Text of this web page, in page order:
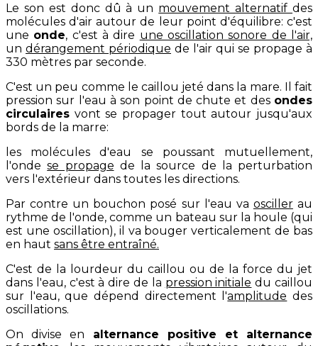
Le son est donc dû à un mouvement alternatifdes
molécules d'air autour de leur point d'équilibre: c'est
une onde, c'est à dire une oscillation sonore de l'air,
un dérangement périodique de l'air qui se propage à
330 mètres par seconde.
C'est un peu comme le caillou jeté dans la mare. Il fait
pression sur l'eau à son point de chute et des ondes
circulaires vont se propager tout autour jusqu'aux
bords de la marre:
les molécules d'eau se poussant mutuellement,
l'ondese propage de la source de la perturbation
vers l'extérieur dans toutes les directions.
Par contre un bouchon posé sur l'eau va oscillerau
rythme de l'onde, comme un bateau sur la houle (qui
est une oscillation), il va bouger verticalement de bas
en haut sans être entraîné.
C'est de la lourdeur du caillou ou de la force du jet
dans l'eau, c'est à dire de la pression initiale du caillou
sur l'eau, que dépend directement l'amplitude des
oscillations.
On divise en alternance positive et alternance